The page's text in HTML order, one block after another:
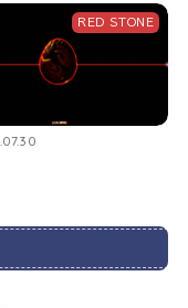
RED STONE